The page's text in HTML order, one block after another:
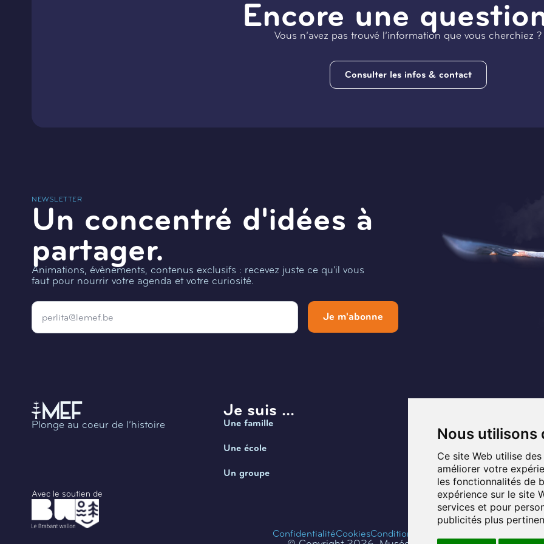
Nous utilisons
Ce site Web utilise
améliorer votre
les fonctionnalités de
expérience sur le site
services et pour
publicités plus
Encore une
Vous n’avez pas trouvé l’information que vous cherchiez ?
Consulter les infos & contact
NEWSLETTER
Un concentré d'idées à
partager.
Animations, évènements, contenus exclusifs : recevez juste ce qu'il vous
faut pour nourrir votre agenda et votre curiosité.
Email
Je m'abonne
Plonge au coeur de l’histoire
Avec le soutien de
Je suis ...
Une famille
Une école
Un groupe Planifier ma visite
Programmation
Fontaines de Belgique
ConfidentialitéCookiesConditions d'utilisation